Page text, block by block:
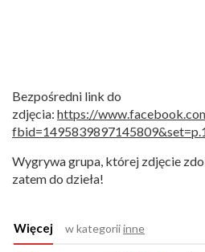
Bezpośredni link do
zdjęcia: https://
Wygrywa grupa, której zdjęcie
zatem do dzieła!
Więcej w kategoriiinne